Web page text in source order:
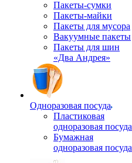
Пакеты-сумки
Пакеты-майки
Пакеты для мусора
Вакуумные пакеты
Пакеты для шин
«Два Андрея»
Одноразовая посуда
Пластиковая
одноразовая посуда
Бумажная
одноразовая посуда